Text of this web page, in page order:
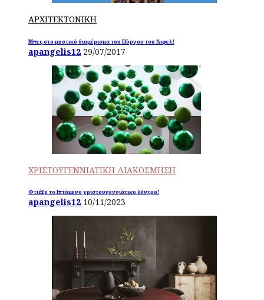
ΑΡΧΙΤΕΚΤΟΝΙΚΗ
Μπες στο μυστικό διαμέρισμα του Πύργου του Άιφελ!
apangelis12 29/07/2017
ΧΡΙΣΤΟΥΓΕΝΝΙΑΤΙΚΗ ΔΙΑΚΟΣΜΗΣΗ
Φτιάξε το Ιπτάμενο χριστουγεννιάτικο δέντρο!
apangelis12 10/11/2023